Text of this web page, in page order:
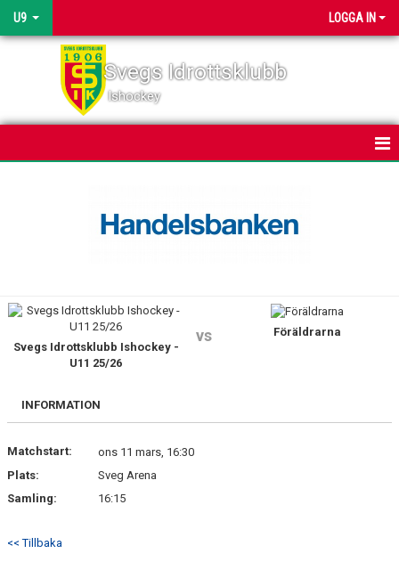
U9 LOGGA IN
Svegs Idrottsklubb
Ishockey
BILDGALLERI
DOKUMENT
KONTAKT
Svegs Idrottsklubb Ishockey -
U11 25/26
vs Föräldrarna
INFORMATION
Matchstart:
ons 11 mars, 16:30
Plats:
Sveg Arena
Samling:
16:15
<< Tillbaka